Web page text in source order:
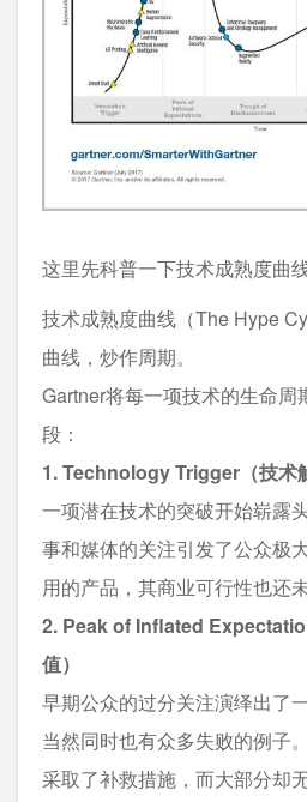
这里先科普一下技术成熟度曲线
技术成熟度曲线（The Hype
曲线，炒作周期。
Gartner将每一项技术的生命周
段：
1. Technology Trigger（技术
一项潜在技术的突破开始崭露
事和媒体的关注引发了公众极
用的产品，其商业可行性也还未
2. Peak of Inflated
值）
早期公众的过分关注演绎出
当然同时也有众多失败的例子
采取了补救措施，而大部分却无